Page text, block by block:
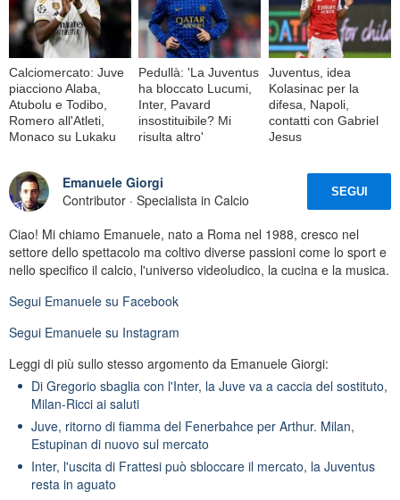
Calciomercato: Juve
piacciono Alaba,
Atubolu e Todibo,
Romero all'Atleti,
Monaco su Lukaku
Pedullà: 'La Juventus
ha bloccato Lucumi,
Inter, Pavard
insostituibile? Mi
risulta altro'
Juventus, idea
Kolasinac per la
difesa, Napoli,
contatti con Gabriel
Jesus
Emanuele Giorgi
Contributor · Specialista in Calcio
SEGUI
Ciao! Mi chiamo Emanuele, nato a Roma nel 1988, cresco nel
settore dello spettacolo ma coltivo diverse passioni come lo sport e
nello specifico il calcio, l'universo videoludico, la cucina e la musica.
Segui Emanuele su Facebook
Segui Emanuele su Instagram
Leggi di più sullo stesso argomento da Emanuele Giorgi:
Di Gregorio sbaglia con l'Inter, la Juve va a caccia del sostituto,
Milan-Ricci ai saluti
Juve, ritorno di fiamma del Fenerbahce per Arthur. Milan,
Estupinan di nuovo sul mercato
Inter, l'uscita di Frattesi può sbloccare il mercato, la Juventus
resta in aguato